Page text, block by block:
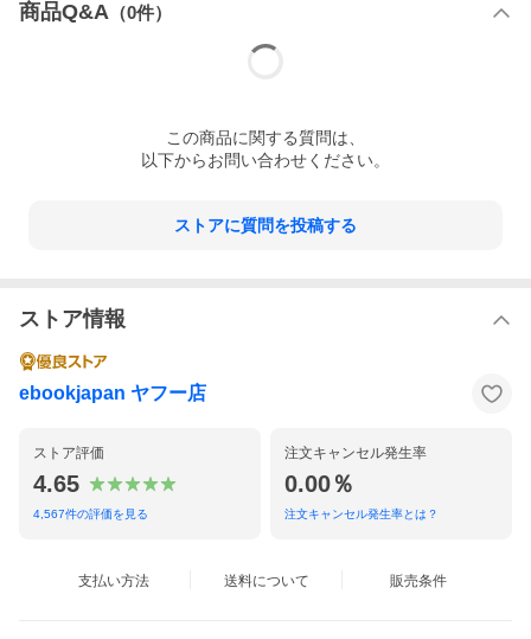
商品Q&A （0件）
この商品に関する質問は、
以下からお問い合わせください。
ストアに質問を投稿する
ストア情報
ebookjapan ヤフー店
ストア評価
4.65
4,567件の評価を見る
注文キャンセル発生率
0.00％
注文キャンセル発生率とは？
支払い方法 送料について 販売条件